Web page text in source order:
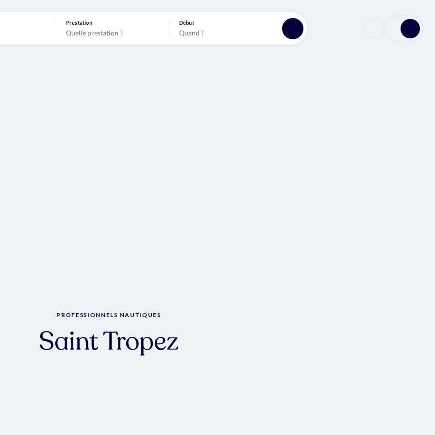
Prestation
Quelle prestation ?
Début
Quand ?
PROFESSIONNELS NAUTIQUES
Saint Tropez